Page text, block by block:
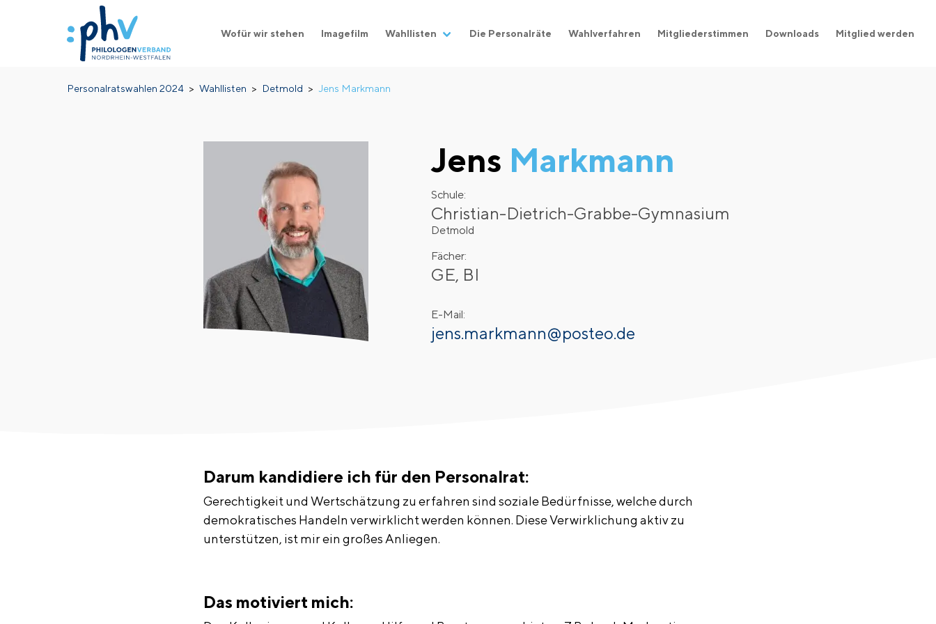
Wofür wir stehen Imagefilm Wahllisten Die Personalräte Wahlverfahren Mitgliederstimmen Downloads Mitglied werden
Pfadnavigation
Personalratswahlen 2024 Wahllisten Detmold Jens Markmann
Jens Markmann
Schule:
Christian-Dietrich-Grabbe-Gymnasium
Detmold
Fächer:
GE, BI
E-Mail:
jens.markmann@posteo.de
Darum kandidiere ich für den Personalrat:
Gerechtigkeit und Wertschätzung zu erfahren sind soziale Bedürfnisse, welche durch
demokratisches Handeln verwirklicht werden können. Diese Verwirklichung aktiv zu
unterstützen, ist mir ein großes Anliegen.
Das motiviert mich: